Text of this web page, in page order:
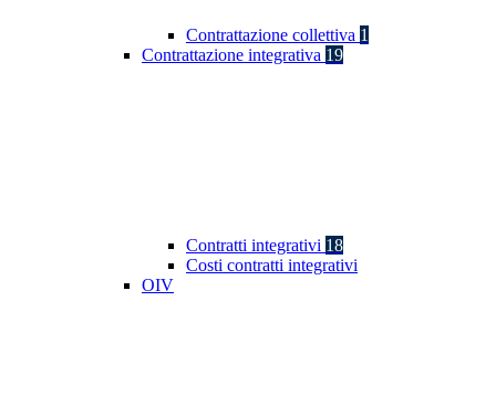
Contrattazione collettiva 1
Contrattazione integrativa 19
Contratti integrativi 18
Costi contratti integrativi
OIV